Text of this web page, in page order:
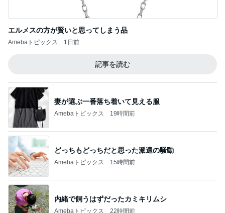
エルメスの方が賢いと思ってしまう品
Amebaトピックス 1日前
記事を読む
妻が選ぶ一番落ち着いて見える服
Amebaトピックス 19時間前
どっちもどっちだと思った派遣の騒動
Amebaトピックス 15時間前
内緒で飼うはずだったカミキリムシ
Amebaトピックス 22時間前